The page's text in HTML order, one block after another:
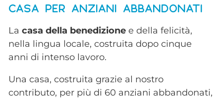
CASA PER ANZIANI ABBANDONATI
La casa della benedizione e della felicità,
nella lingua locale, costruita dopo cinque
anni di intenso lavoro.
Una casa, costruita grazie al nostro
contributo, per più di 60 anziani abbandonati,